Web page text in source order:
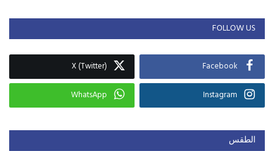
FOLLOW US
Facebook
X (Twitter)
Instagram
WhatsApp
الطقس